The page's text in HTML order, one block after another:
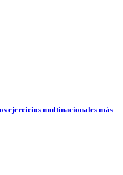
ejercicios multinacionales más